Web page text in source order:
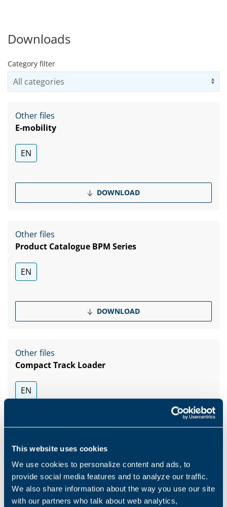
This website uses cookies
We use cookies to personalize content and ads, to
provide social media features and to analyze our traffic.
We also share information about the way you use our site
with our partners who talk about web analytics,
Downloads
Category filter
Other files
E-mobility
EN
DOWNLOAD
Other files
Product Catalogue BPM Series
EN
DOWNLOAD
Other files
Compact Track Loader
EN
DOWNLOAD
Zeig mehr